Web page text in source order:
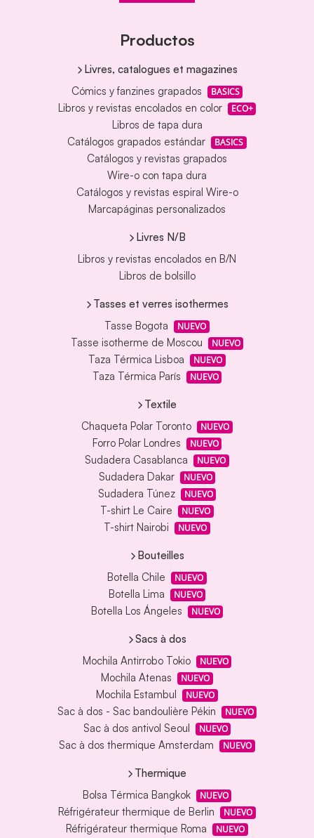
Productos
Livres, catalogues et magazines
Cómics y fanzines grapados
BASICS
Libros y revistas encolados en color ECO+
Libros de tapa dura
Catálogos grapados estándar
BASICS
Catálogos y revistas grapados
Wire-o con tapa dura
Catálogos y revistas espiral Wire-o
Marcapáginas personalizados
Livres N/B
Libros y revistas encolados en B/N
Libros de bolsillo
Tasses et verres isothermes
Tasse Bogota
NUEVO
Tasse isotherme de Moscou NUEVO
Taza Térmica Lisboa NUEVO
Taza Térmica París NUEVO
Textile
Chaqueta Polar Toronto
NUEVO
Forro Polar Londres NUEVO
Sudadera Casablanca NUEVO
Sudadera Dakar NUEVO
Sudadera Túnez NUEVO
T-shirt Le Caire NUEVO
T-shirt Nairobi NUEVO
Bouteilles
Botella Chile
NUEVO
Botella Lima NUEVO
Botella Los Ángeles NUEVO
Sacs à dos
Mochila Antirrobo Tokio
NUEVO
Mochila Atenas NUEVO
Mochila Estambul NUEVO
Sac à dos - Sac bandoulière Pékin NUEVO
Sac à dos antivol Seoul NUEVO
Sac à dos thermique Amsterdam NUEVO
Thermique
Bolsa Térmica Bangkok
NUEVO
Réfrigérateur thermique de Berlin NUEVO
Réfrigérateur thermique Roma NUEVO